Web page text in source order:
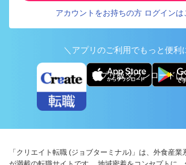
アカウントをお持ちの方 ログインは
＼アプリのご利用でもっと便利
アプリ版ダウンロードは
「クリエイト転職 (ジョブターミナル)」は、外食産